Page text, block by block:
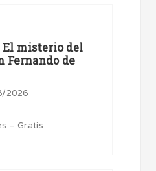
El misterio del
Fernando de
2026
– Gratis